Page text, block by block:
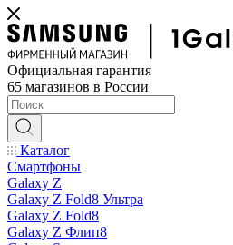
Официальная гарантия
65 магазинов в России
Каталог
Смартфоны
Galaxy Z
Galaxy Z Fold8 Ультра
Galaxy Z Fold8
Galaxy Z Флип8